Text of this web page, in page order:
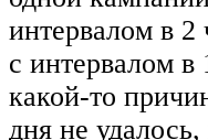
интервалом в 2
с интервалом в
какой-то
дня не